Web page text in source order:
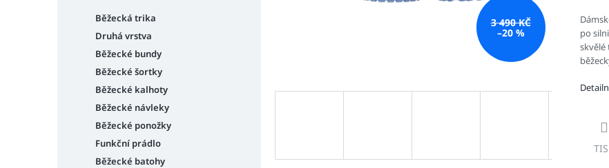
Běžecká trika
Druhá vrstva
Běžecké bundy
Běžecké šortky
Běžecké kalhoty
Běžecké návleky
Běžecké ponožky
Funkční prádlo
Běžecké batohy
3 490 KČ
–20 %
po
skvělé